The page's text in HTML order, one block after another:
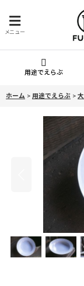
メニュー
用途でえらぶ
ホーム > 用途でえらぶ >